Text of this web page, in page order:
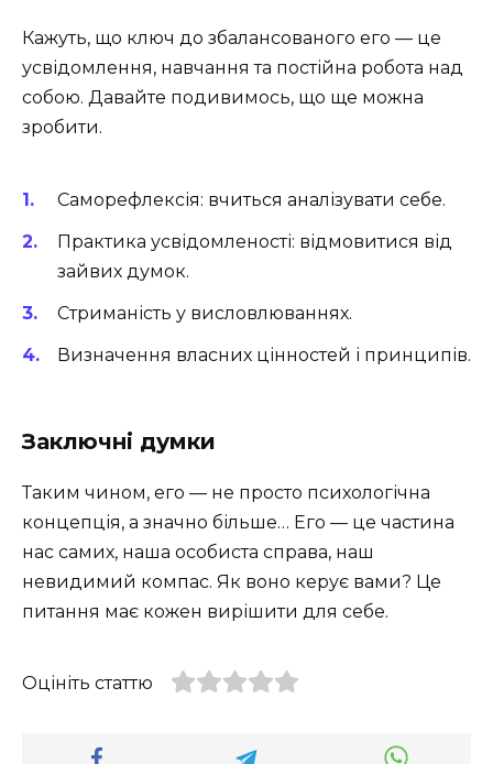
Кажуть, що ключ до збалансованого его — це
усвідомлення, навчання та постійна робота над
собою. Давайте подивимось, що ще можна
зробити.
Саморефлексія: вчиться аналізувати себе.
Практика усвідомленості: відмовитися від
зайвих думок.
Стриманість у висловлюваннях.
Визначення власних цінностей і принципів.
Заключні думки
Таким чином, его — не просто психологічна
концепція, а значно більше… Его — це частина
нас самих, наша особиста справа, наш
невидимий компас. Як воно керує вами? Це
питання має кожен вирішити для себе.
Оцініть статтю